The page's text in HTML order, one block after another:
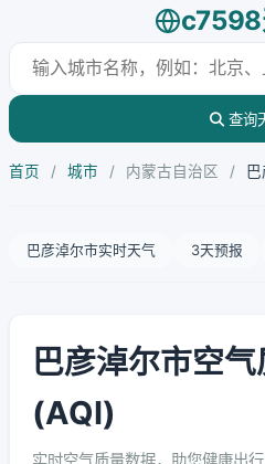
c7598
查询
首页 / 城市 / 内蒙古自治区 /
巴彦淖尔市实时天气 3天预报
巴彦淖尔市空
(AQI)
实时空气质量数据，助您健康出行